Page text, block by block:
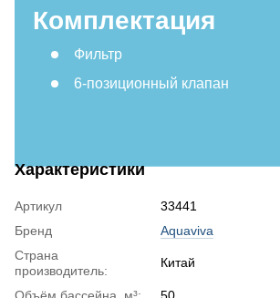
Комплектация
Фильтр
6-позиционный клапан
Характеристики
Артикул
33441
Бренд
Aquaviva
Страна
производитель:
Китай
Объём бассейна, м³:
50